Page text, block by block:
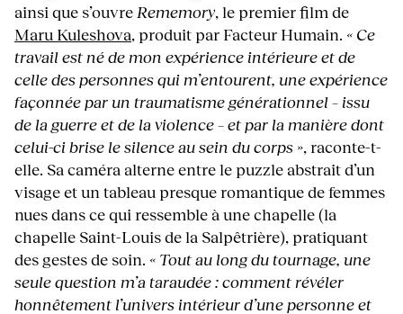
ainsi que s’ouvre Rememory, le premier film de
Maru Kuleshova, produit par Facteur Humain. « Ce
travail est né de mon expérience intérieure et de
celle des personnes qui m’entourent, une expérience
façonnée par un traumatisme générationnel – issu
de la guerre et de la violence – et par la manière dont
celui-ci brise le silence au sein du corps », raconte-t-
elle. Sa caméra alterne entre le puzzle abstrait d’un
visage et un tableau presque romantique de femmes
nues dans ce qui ressemble à une chapelle (la
chapelle Saint-Louis de la Salpêtrière), pratiquant
des gestes de soin. « Tout au long du tournage, une
seule question m’a taraudée : comment révéler
honnêtement l’univers intérieur d’une personne et